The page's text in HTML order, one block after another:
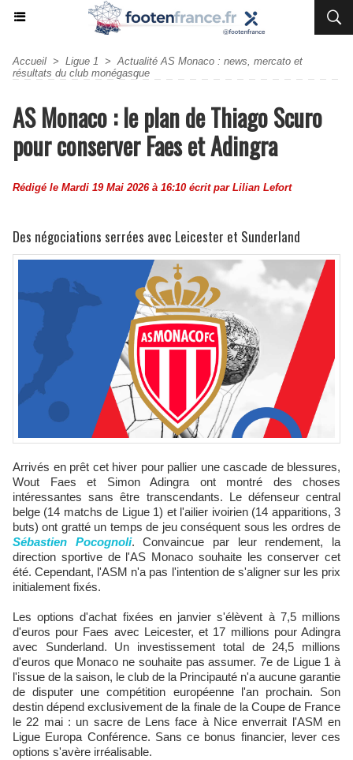
Accueil > Ligue 1 > Actualité AS Monaco : news, mercato et
résultats du club monégasque
AS Monaco : le plan de Thiago Scuro
pour conserver Faes et Adingra
Rédigé le Mardi 19 Mai 2026 à 16:10 écrit par Lilian Lefort
Des négociations serrées avec Leicester et Sunderland
Arrivés en prêt cet hiver pour pallier une cascade de blessures,
Wout Faes et Simon Adingra ont montré des choses
intéressantes sans être transcendants. Le défenseur central
belge (14 matchs de Ligue 1) et l'ailier ivoirien (14 apparitions, 3
buts) ont gratté un temps de jeu conséquent sous les ordres de
Sébastien Pocognoli. Convaincue par leur rendement, la
direction sportive de l'AS Monaco souhaite les conserver cet
été. Cependant, l'ASM n'a pas l'intention de s'aligner sur les prix
initialement fixés.
Les options d'achat fixées en janvier s'élèvent à 7,5 millions
d'euros pour Faes avec Leicester, et 17 millions pour Adingra
avec Sunderland. Un investissement total de 24,5 millions
d'euros que Monaco ne souhaite pas assumer. 7e de Ligue 1 à
l'issue de la saison, le club de la Principauté n'a aucune garantie
de disputer une compétition européenne l'an prochain. Son
destin dépend exclusivement de la finale de la Coupe de France
le 22 mai : un sacre de Lens face à Nice enverrait l'ASM en
Ligue Europa Conférence. Sans ce bonus financier, lever ces
options s'avère irréalisable.